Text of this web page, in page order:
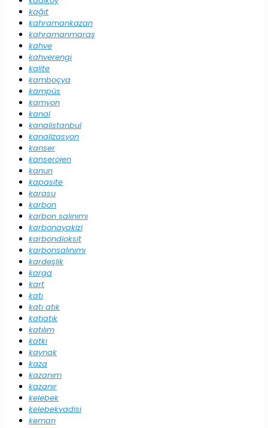
kağıt
kahramankazan
kahramanmaraş
kahve
kahverengi
kalite
kamboçya
kampüs
kamyon
kanal
kanalistanbul
kanalizasyon
kanser
kanserojen
kanun
kapasite
karasu
karbon
karbon salınımı
karbonayakizi
karbondioksit
karbonsalınımı
kardeşlik
karga
kart
katı
katı atık
katıatık
katılım
katkı
kaynak
kaza
kazanım
kazanır
kelebek
kelebekvadisi
keman